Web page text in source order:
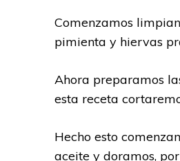
Comenzamos
pimienta y hiervas
Ahora preparamos
esta receta
Hecho esto
aceite y doramos,